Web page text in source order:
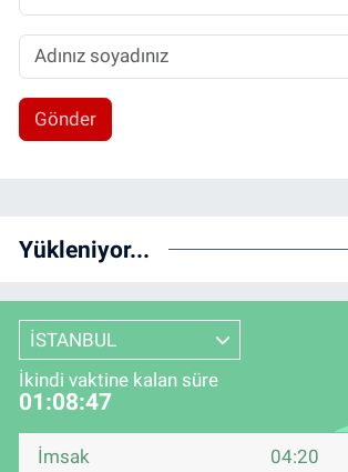
Gönder
Yükleniyor...
İSTANBUL
İkindi vaktine kalan süre
01:08:46
İmsak 04:20